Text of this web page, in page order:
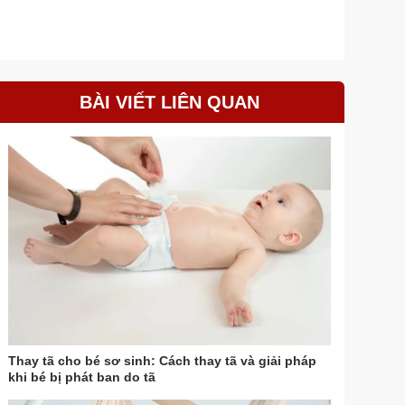
BÀI VIẾT LIÊN QUAN
Thay tã cho bé sơ sinh: Cách thay tã và giải pháp
khi bé bị phát ban do tã